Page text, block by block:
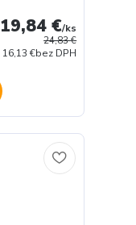
24,83 €
19,84 €/ks
16,13 €bez DPH